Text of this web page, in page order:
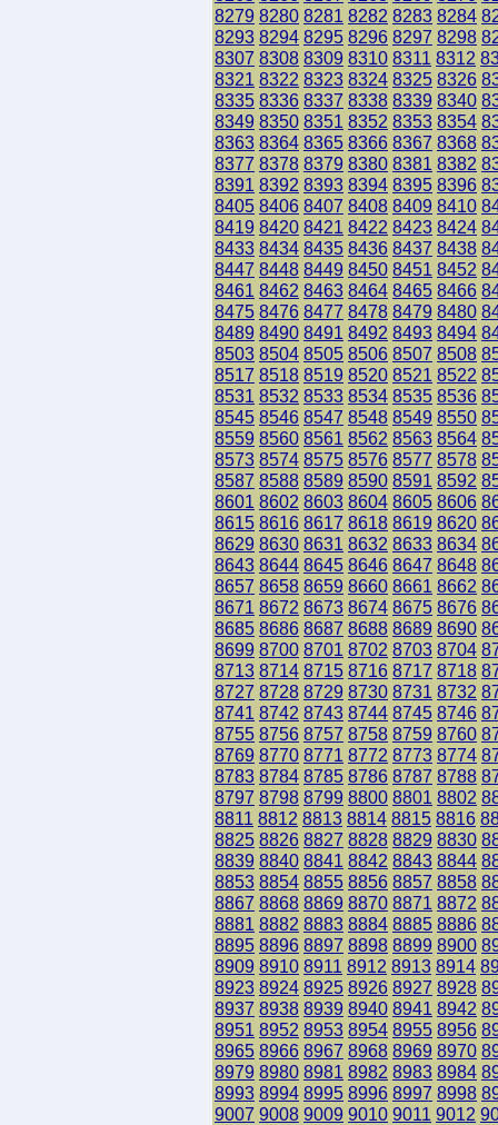
8279 8280 8281 8282 8283 8284
8293 8294 8295 8296 8297 8298
8307 8308 8309 8310 8311 8312
8321 8322 8323 8324 8325 8326
8335 8336 8337 8338 8339 8340
8349 8350 8351 8352 8353 8354
8363 8364 8365 8366 8367 8368
8377 8378 8379 8380 8381 8382
8391 8392 8393 8394 8395 8396
8405 8406 8407 8408 8409 8410
8419 8420 8421 8422 8423 8424
8433 8434 8435 8436 8437 8438
8447 8448 8449 8450 8451 8452
8461 8462 8463 8464 8465 8466
8475 8476 8477 8478 8479 8480
8489 8490 8491 8492 8493 8494
8503 8504 8505 8506 8507 8508
8517 8518 8519 8520 8521 8522
8531 8532 8533 8534 8535 8536
8545 8546 8547 8548 8549 8550
8559 8560 8561 8562 8563 8564
8573 8574 8575 8576 8577 8578
8587 8588 8589 8590 8591 8592
8601 8602 8603 8604 8605 8606
8615 8616 8617 8618 8619 8620
8629 8630 8631 8632 8633 8634
8643 8644 8645 8646 8647 8648
8657 8658 8659 8660 8661 8662
8671 8672 8673 8674 8675 8676
8685 8686 8687 8688 8689 8690
8699 8700 8701 8702 8703 8704
8713 8714 8715 8716 8717 8718
8727 8728 8729 8730 8731 8732
8741 8742 8743 8744 8745 8746
8755 8756 8757 8758 8759 8760
8769 8770 8771 8772 8773 8774
8783 8784 8785 8786 8787 8788
8797 8798 8799 8800 8801 8802
8811 8812 8813 8814 8815 8816
8825 8826 8827 8828 8829 8830
8839 8840 8841 8842 8843 8844
8853 8854 8855 8856 8857 8858
8867 8868 8869 8870 8871 8872
8881 8882 8883 8884 8885 8886
8895 8896 8897 8898 8899 8900
8909 8910 8911 8912 8913 8914
8923 8924 8925 8926 8927 8928
8937 8938 8939 8940 8941 8942
8951 8952 8953 8954 8955 8956
8965 8966 8967 8968 8969 8970
8979 8980 8981 8982 8983 8984
8993 8994 8995 8996 8997 8998
9007 9008 9009 9010 9011 9012